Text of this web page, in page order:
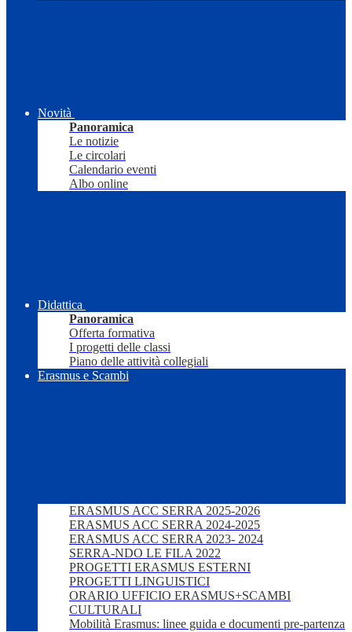
Novità
Panoramica
Le notizie
Le circolari
Calendario eventi
Albo online
Didattica
Panoramica
Offerta formativa
I progetti delle classi
Piano delle attività collegiali
Erasmus e Scambi
ERASMUS ACC SERRA 2025-2026
ERASMUS ACC SERRA 2024-2025
ERASMUS ACC SERRA 2023- 2024
SERRA-NDO LE FILA 2022
PROGETTI ERASMUS ESTERNI
PROGETTI LINGUISTICI
ORARIO UFFICIO ERASMUS+SCAMBI
CULTURALI
Mobilità Erasmus: linee guida e documenti pre-partenza